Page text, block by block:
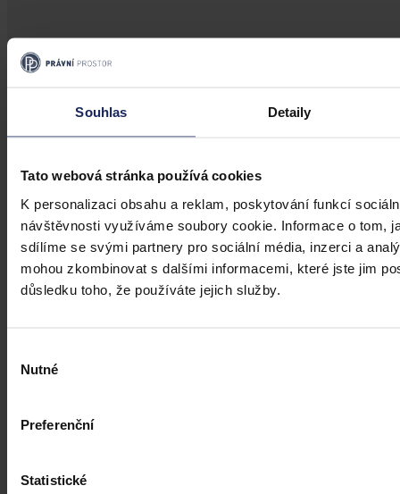
Souhlas Detaily
Tato webová stránka používá cookies
K personalizaci obsahu a reklam, poskytování funkcí
návštěvnosti využíváme soubory cookie. Informace o tom,
sdílíme se svými partnery pro sociální média, inzerci a
mohou zkombinovat s dalšími informacemi, které jste jim
důsledku toho, že používáte jejich služby.
souhlasu
Nutné
Preferenční
Statistické
Změnu financování ČT, kterou plánuje
vláda, označil Senát za nežádoucí
Praha 29. července (ČTK) - Změnu financování České televize
(ČT), kterou plánuje vládní koalice, označil dnes Senát za
nežádoucí, nekoncepční a odporující platným pravidlům EU.
• 30. července 2026, 10:35